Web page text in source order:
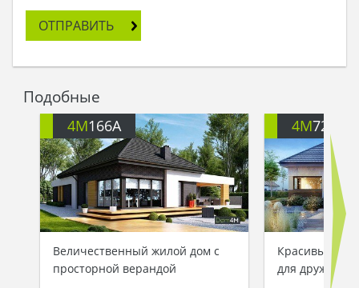
ОТПРАВИТЬ
Подобные
4M166A
Величественный жилой дом с
просторной верандой
4M722
Красивый
для дружной